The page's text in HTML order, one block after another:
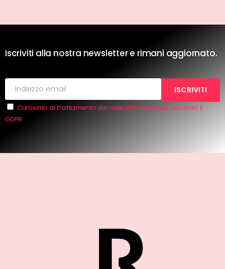
Iscriviti alla nostra newsletter e rimani aggiornato.
Consento al trattamento dei miei dati personali secondo il
GDPR